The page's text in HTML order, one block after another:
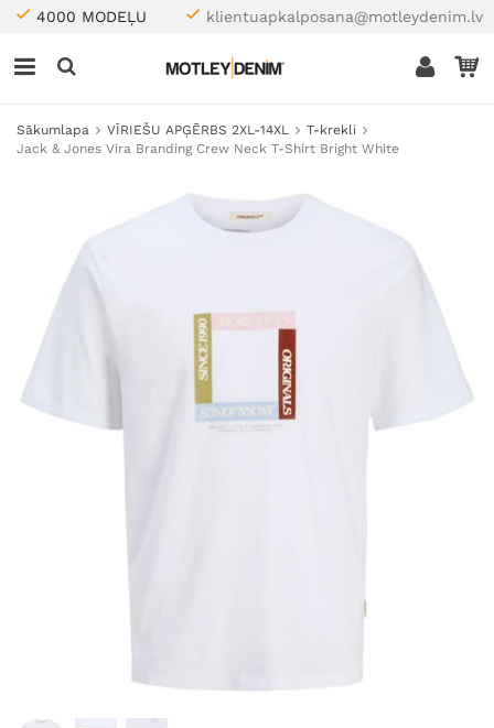
4000 MODEĻU klientuapkalposana@motleydenim.lv
Sākumlapa VĪRIEŠU APĢĒRBS 2XL-14XL
T-krekli
Jack & Jones Vira Branding Crew Neck T-Shirt Bright White